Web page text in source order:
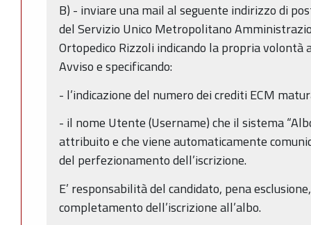
B) - inviare una mail al seguente indirizzo di
del Servizio Unico Metropolitano
Ortopedico Rizzoli indicando la propria
Avviso e specificando:
- l’indicazione del numero dei crediti ECM
- il nome Utente (Username) che il sistema
attribuito e che viene automaticamente
del perfezionamento dell’iscrizione.
E’ responsabilità del candidato, pena
completamento dell’iscrizione all’albo.